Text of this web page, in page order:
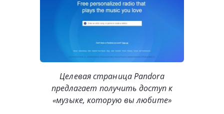
Целевая страница Pandora
предлагает получить доступ к
«музыке, которую вы любите»